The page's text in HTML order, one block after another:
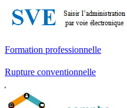
Formation professionnelle
Rupture conventionnelle